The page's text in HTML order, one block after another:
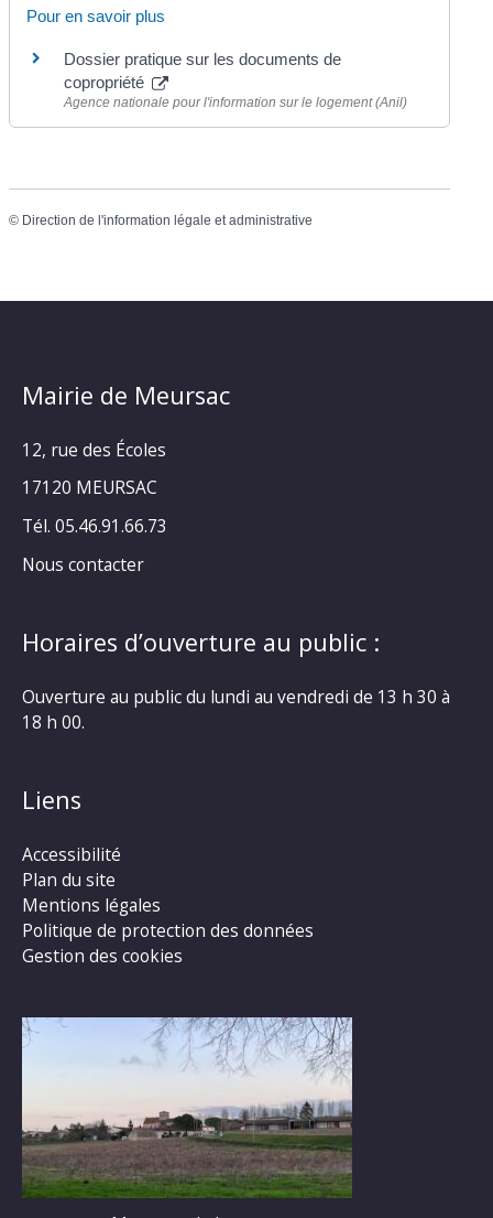
Pour en savoir plus
Dossier pratique sur les documents de
copropriété
Agence nationale pour l'information sur le logement (Anil)
© Direction de l'information légale et administrative
Mairie de Meursac
12, rue des Écoles
17120 MEURSAC
Tél. 05.46.91.66.73
Nous contacter
Horaires d’ouverture au public :
Ouverture au public du lundi au vendredi de 13 h 30 à
18 h 00.
Liens
Accessibilité
Plan du site
Mentions légales
Politique de protection des données
Gestion des cookies